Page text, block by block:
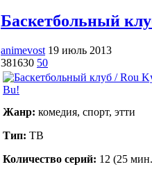
Баскетбольный
animevost 19 июль 2013
381630 50
Жанр: комедия, спорт, этти
Тип: ТВ
Количество серий: 12 (25